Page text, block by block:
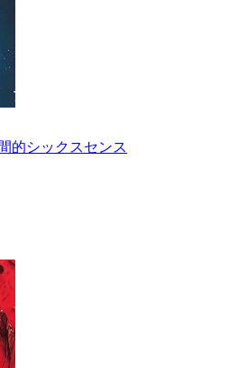
的シックスセンス